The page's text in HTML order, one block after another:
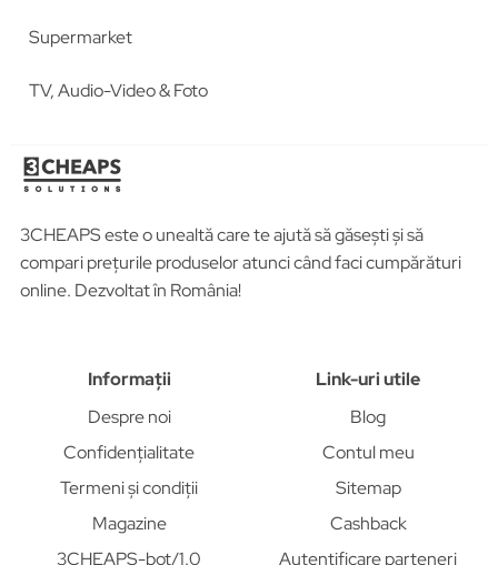
Supermarket
TV, Audio-Video & Foto
3CHEAPS este o unealtă care te ajută să găsești și să
compari prețurile produselor atunci când faci cumpărături
online. Dezvoltat în România!
Informații
Despre noi
Confidențialitate
Termeni și condiții
Magazine
3CHEAPS-bot/1.0
Link-uri utile
Blog
Contul meu
Sitemap
Cashback
Autentificare parteneri